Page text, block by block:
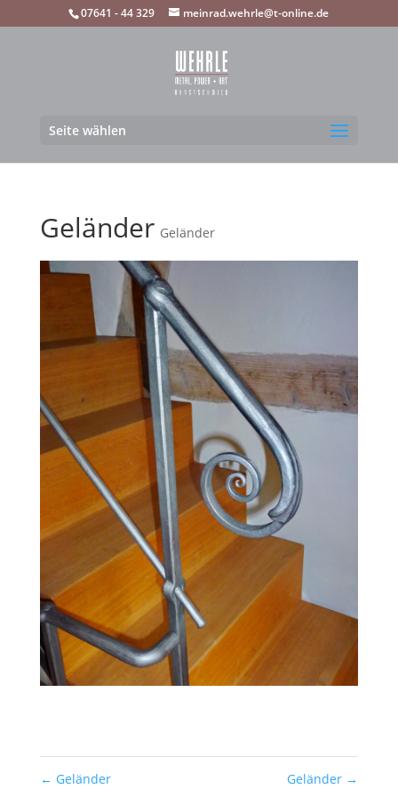
07641 - 44 329 meinrad.wehrle@t-online.de
Seite wählen
Geländer Geländer
← Geländer Geländer →